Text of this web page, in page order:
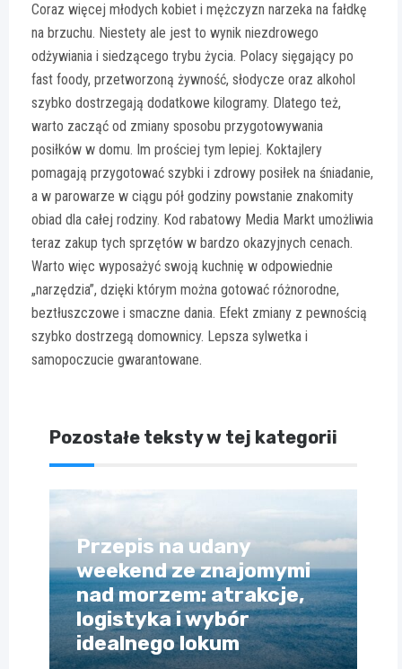
Coraz więcej młodych kobiet i mężczyzn narzeka na fałdkę
na brzuchu. Niestety ale jest to wynik niezdrowego
odżywiania i siedzącego trybu życia. Polacy sięgający po
fast foody, przetworzoną żywność, słodycze oraz alkohol
szybko dostrzegają dodatkowe kilogramy. Dlatego też,
warto zacząć od zmiany sposobu przygotowywania
posiłków w domu. Im prościej tym lepiej. Koktajlery
pomagają przygotować szybki i zdrowy posiłek na śniadanie,
a w parowarze w ciągu pół godziny powstanie znakomity
obiad dla całej rodziny. Kod rabatowy Media Markt umożliwia
teraz zakup tych sprzętów w bardzo okazyjnych cenach.
Warto więc wyposażyć swoją kuchnię w odpowiednie
„narzędzia”, dzięki którym można gotować różnorodne,
beztłuszczowe i smaczne dania. Efekt zmiany z pewnością
szybko dostrzegą domownicy. Lepsza sylwetka i
samopoczucie gwarantowane.
Pozostałe teksty w tej kategorii
Przepis na udany
weekend ze znajomymi
nad morzem: atrakcje,
logistyka i wybór
idealnego lokum